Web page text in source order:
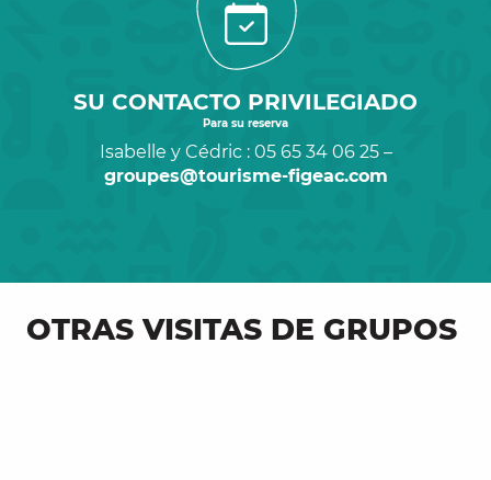
SU CONTACTO PRIVILEGIADO
Para su reserva
Isabelle y Cédric : 05 65 34 06 25 –
groupes@tourisme-figeac.com
OTRAS VISITAS DE GRUPOS